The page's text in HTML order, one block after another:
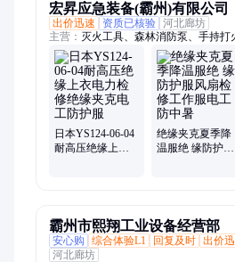
宏昇应急装备(霸州)有限公司
出价迅速
资质已核验 河北廊坊
主营： 灭火工具、森林消防泵、手持打
防火装备、防汛抢险工具、消防灭火扫
防火手套、山林扑火拖把、消防多功能
场应急灭火泵
日本YS124-06-04
耐高压绝缘上衣
绝缘夹克夏季降
温服绝 缘防护服
霸州市熙翔工业设备经营部
安心购
综合体验L1 回复及时 出价
河北廊坊